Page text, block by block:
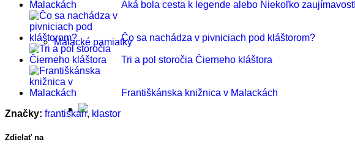
Malacké pamiatky
Aká bola cesta k legende alebo Niekoľko
Čo sa nachádza v pivniciach pod kláštorom?
Tri a pol storočia Čierneho kláštora
Františkánska knižnica v Malackách
Značky: frantiskan, klastor
Zdielať na